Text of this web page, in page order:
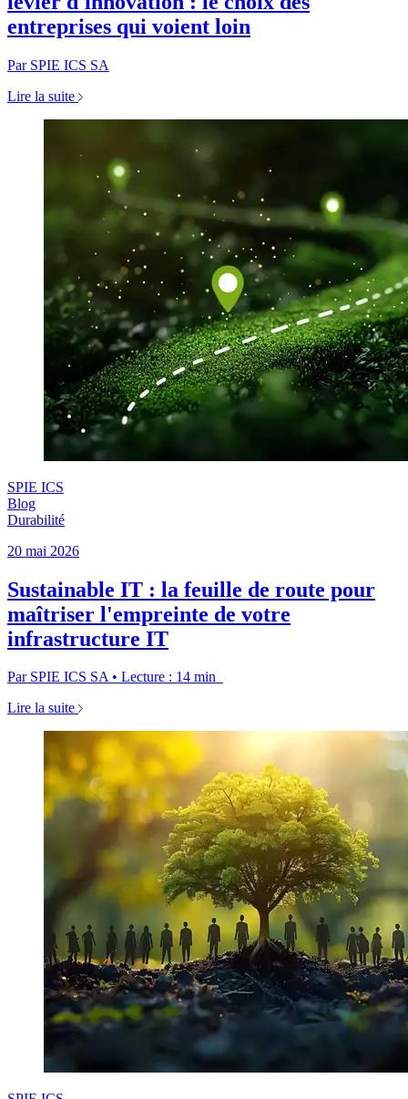
entreprises qui voient loin
Par SPIE ICS SA
Lire la suite
SPIE ICS
Blog
Durabilité
20 mai 2026
Sustainable IT : la feuille de route pour
maîtriser l'empreinte de votre
infrastructure IT
Par SPIE ICS SA • Lecture : 14 min
Lire la suite